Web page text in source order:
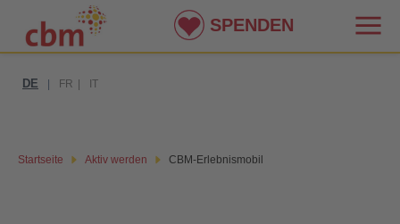
DE FR IT
Startseite Aktiv werden CBM-Erlebnismobil
SPENDEN